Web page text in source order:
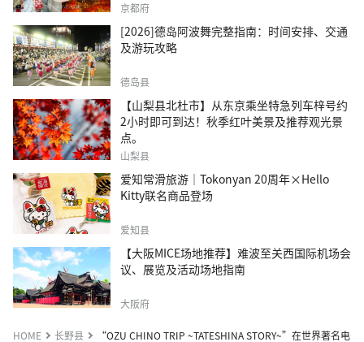
京都府
[2026]德岛阿波舞完整指南：时间安排、交通
及游玩攻略
德岛县
【山梨县北杜市】从东京乘坐特急列车梓号约
2小时即可到达！秋季红叶美景及推荐观光景
点。
山梨县
爱知常滑旅游｜Tokonyan 20周年×Hello
Kitty联名商品登场
爱知县
【大阪MICE场地推荐】难波至关西国际机场会
议、展览及活动场地指南
大阪府
HOME 长野县 “OZU CHINO TRIP ~TATESHINA STORY~”在世界著名电